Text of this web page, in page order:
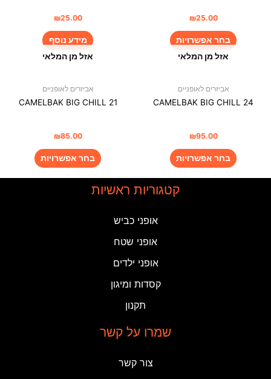
₪25.00
בחר אפשרויות
₪25.00
מידע נוסף
אזל מן המלאי
אביזרים לאופניים
CAMELBAK BIG CHILL 24
₪95.00
בחר אפשרויות
אזל מן המלאי
אביזרים לאופניים
CAMELBAK BIG CHILL 21
₪85.00
בחר אפשרויות
קטגוריות ראשיות
אופני כביש
אופני שטח
אופני ילדים
קסדות ומיגון
תקנון
שמרו על קשר
צור קשר